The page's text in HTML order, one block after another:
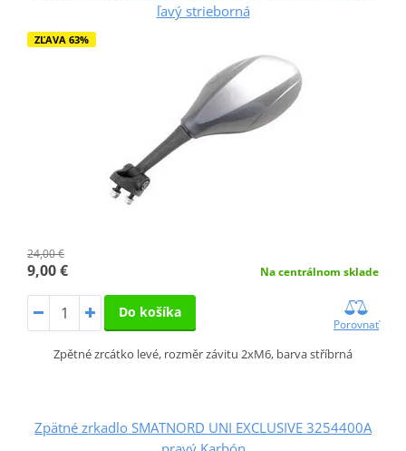
ľavý strieborná
ZĽAVA 63%
24,00 €
9,00 € Na centrálnom sklade
Do košíka
Porovnať
Zpětné zrcátko levé, rozměr závitu 2xM6, barva stříbrná
Zpätné zrkadlo SMATNORD UNI EXCLUSIVE 3254400A